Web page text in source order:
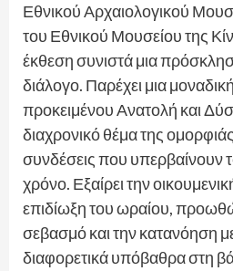
Εθνικού Αρχαιολογικού
του Εθνικού Μουσείου της
έκθεση συνιστά μια
διάλογο. Παρέχει μια
προκειμένου Ανατολή και
διαχρονικό θέμα της
συνδέσεις που υπερβαίνουν
χρόνο. Εξαίρει την
επιδίωξη του ωραίου,
σεβασμό και την κατανόηση
διαφορετικά υπόβαθρα στη